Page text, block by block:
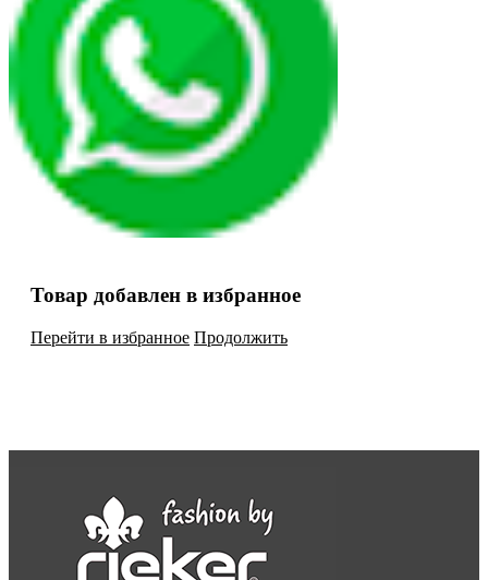
Товар добавлен в избранное
Перейти в избранное Продолжить